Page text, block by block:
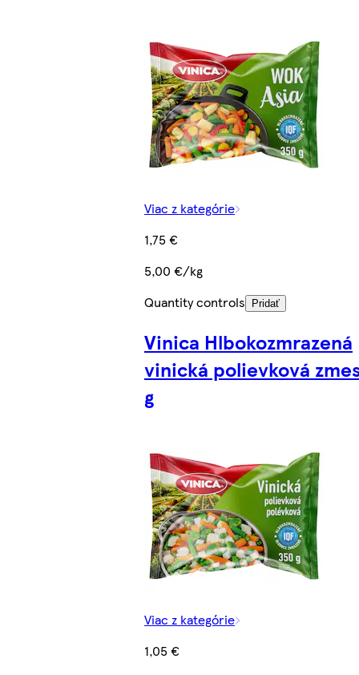
Viac z kategórie
1,75 €
5,00 €/kg
Quantity controls
Pridať
Vinica Hlbokozmrazená
vinická polievková
g
Viac z kategórie
1,05 €